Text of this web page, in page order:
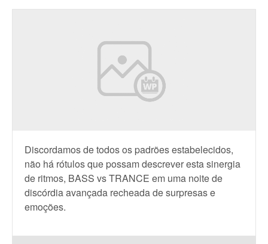
Discordamos de todos os padrões estabelecidos,
não há rótulos que possam descrever esta sinergia
de ritmos, BASS vs TRANCE em uma noite de
discórdia avançada recheada de surpresas e
emoções.